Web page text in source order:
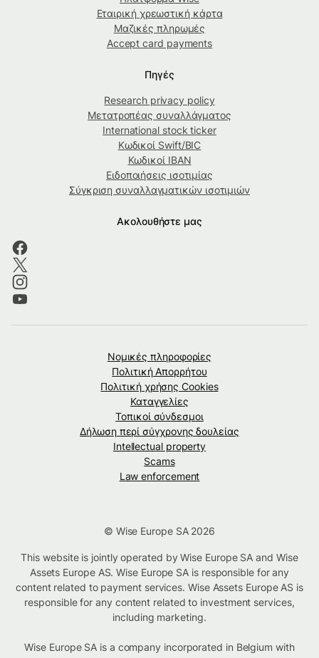
Εταιρική χρεωστική κάρτα
Μαζικές πληρωμές
Accept card payments
Πηγές
Research privacy policy
Μετατροπέας συναλλάγματος
International stock ticker
Κωδικοί Swift/BIC
Κωδικοί IBAN
Ειδοποιήσεις ισοτιμίας
Σύγκριση συναλλαγματικών ισοτιμιών
Ακολουθήστε μας
Νομικές πληροφορίες
Πολιτική Απορρήτου
Πολιτική χρήσης Cookies
Καταγγελίες
Τοπικοί σύνδεσμοι
Δήλωση περί σύγχρονης δουλείας
Intellectual property
Scams
Law enforcement
© Wise Europe SA 2026
This website is jointly operated by Wise Europe SA and Wise
Assets Europe AS. Wise Europe SA is responsible for any
content related to payment services. Wise Assets Europe AS is
responsible for any content related to investment services,
including marketing.
Wise Europe SA is a company incorporated in Belgium with